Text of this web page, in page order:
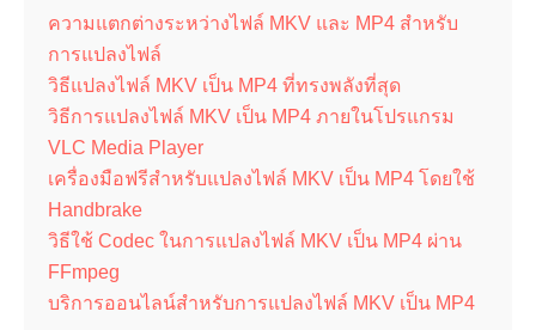
ความแตกต่างระหว่างไฟล์ MKV และ MP4 สำหรับ
การแปลงไฟล์
วิธีแปลงไฟล์ MKV เป็น MP4 ที่ทรงพลังที่สุด
วิธีการแปลงไฟล์ MKV เป็น MP4 ภายในโปรแกรม
VLC Media Player
เครื่องมือฟรีสำหรับแปลงไฟล์ MKV เป็น MP4 โดยใช้
Handbrake
วิธีใช้ Codec ในการแปลงไฟล์ MKV เป็น MP4 ผ่าน
FFmpeg
บริการออนไลน์สำหรับการแปลงไฟล์ MKV เป็น MP4